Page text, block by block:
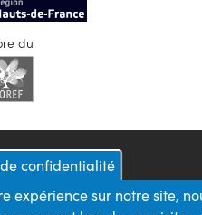
du
confidentialité
expérience sur notre site,